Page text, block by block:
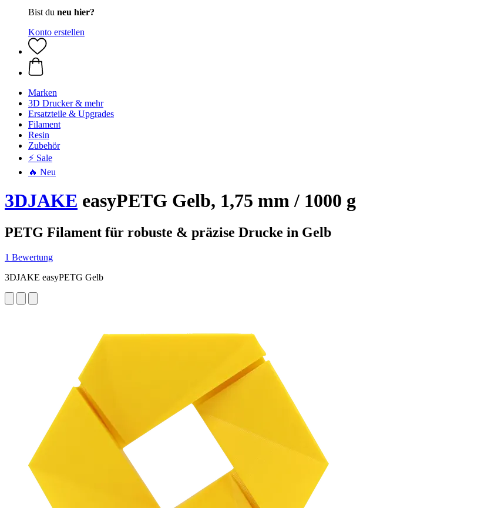
Bist du neu hier?
Konto erstellen
Marken
3D Drucker & mehr
Ersatzteile & Upgrades
Filament
Resin
Zubehör
⚡ Sale
🔥 Neu
3DJAKE easyPETG Gelb, 1,75 mm / 1000 g
PETG Filament für robuste & präzise Drucke in Gelb
1 Bewertung
3DJAKE easyPETG Gelb